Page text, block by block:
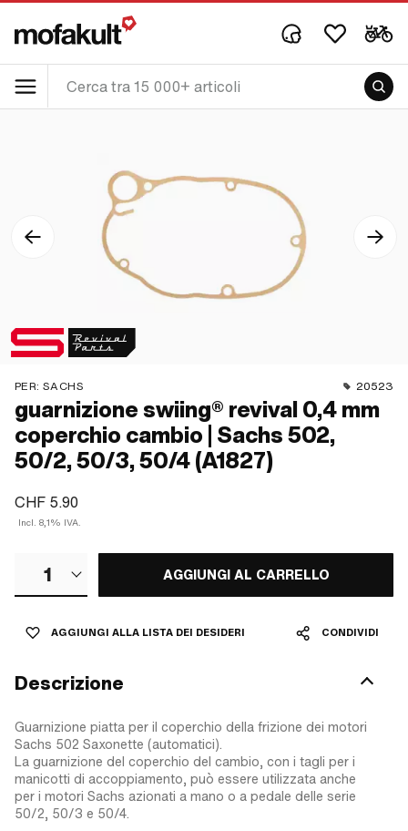
PER: SACHS 20523
guarnizione swiing® revival 0,4 mm
coperchio cambio | Sachs 502,
50/2, 50/3, 50/4 (A1827)
CHF 5.90
Incl. 8,1% IVA.
1 AGGIUNGI AL CARRELLO
AGGIUNGI ALLA LISTA DEI DESIDERI CONDIVIDI
Descrizione
Guarnizione piatta per il coperchio della frizione dei motori
Sachs 502 Saxonette (automatici).
La guarnizione del coperchio del cambio, con i tagli per i
manicotti di accoppiamento, può essere utilizzata anche
per i motori Sachs azionati a mano o a pedale delle serie
50/2, 50/3 e 50/4.